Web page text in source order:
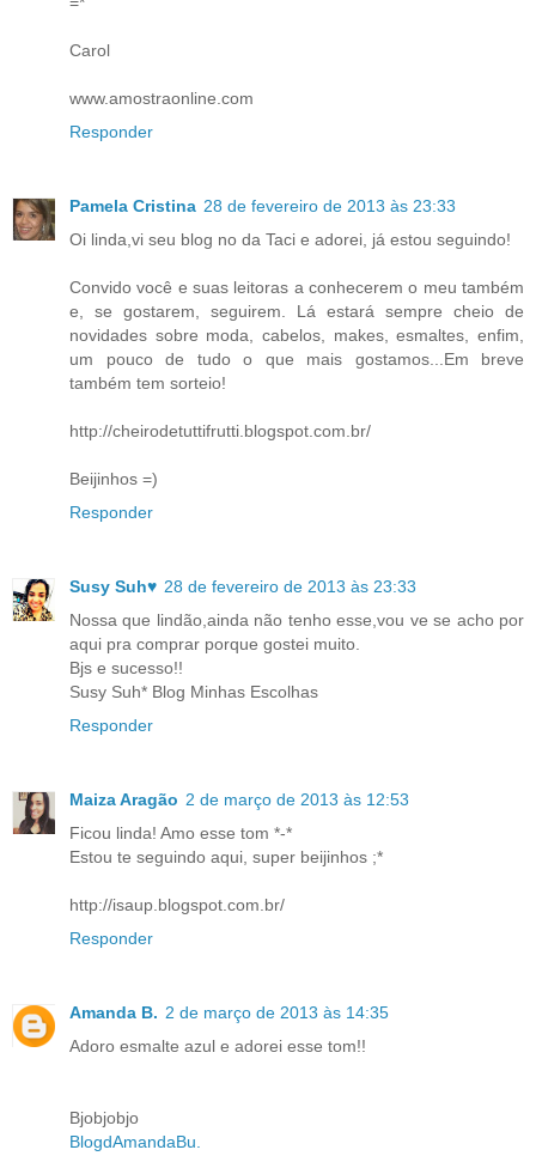
Carol
www.amostraonline.com
Responder
Pamela Cristina 28 de fevereiro de 2013 às 23:33
Oi linda,vi seu blog no da Taci e adorei, já estou seguindo!
Convido você e suas leitoras a conhecerem o meu também
e, se gostarem, seguirem. Lá estará sempre cheio de
novidades sobre moda, cabelos, makes, esmaltes, enfim,
um pouco de tudo o que mais gostamos...Em breve
também tem sorteio!
http://cheirodetuttifrutti.blogspot.com.br/
Beijinhos =)
Responder
Susy Suh♥ 28 de fevereiro de 2013 às 23:33
Nossa que lindão,ainda não tenho esse,vou ve se acho por
aqui pra comprar porque gostei muito.
Bjs e sucesso!!
Susy Suh* Blog Minhas Escolhas
Responder
Maiza Aragão 2 de março de 2013 às 12:53
Ficou linda! Amo esse tom *-*
Estou te seguindo aqui, super beijinhos ;*
http://isaup.blogspot.com.br/
Responder
Amanda B. 2 de março de 2013 às 14:35
Adoro esmalte azul e adorei esse tom!!
Bjobjobjo
BlogdAmandaBu.